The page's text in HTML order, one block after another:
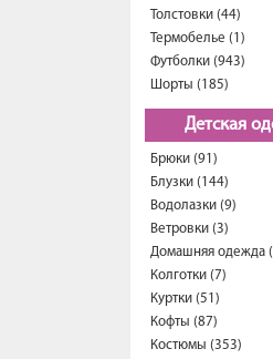
Толстовки (44)
Термобелье (1)
Футболки (943)
Шорты (185)
Детская
Брюки (91)
Блузки (144)
Водолазки (9)
Ветровки (3)
Домашняя одежда
Колготки (7)
Куртки (51)
Кофты (87)
Костюмы (353)